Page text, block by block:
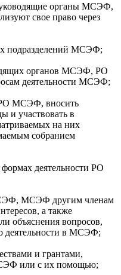
органы МСЭФ,
свое право через
подразделений МСЭФ;
органов МСЭФ, РО
деятельности МСЭФ;
РО МСЭФ, вносить
и участвовать в
на них
собранием
деятельности РО
МСЭФ другим членам
а также
объяснения вопросов,
деятельности в МСЭФ;
и грантами,
или с их помощью;